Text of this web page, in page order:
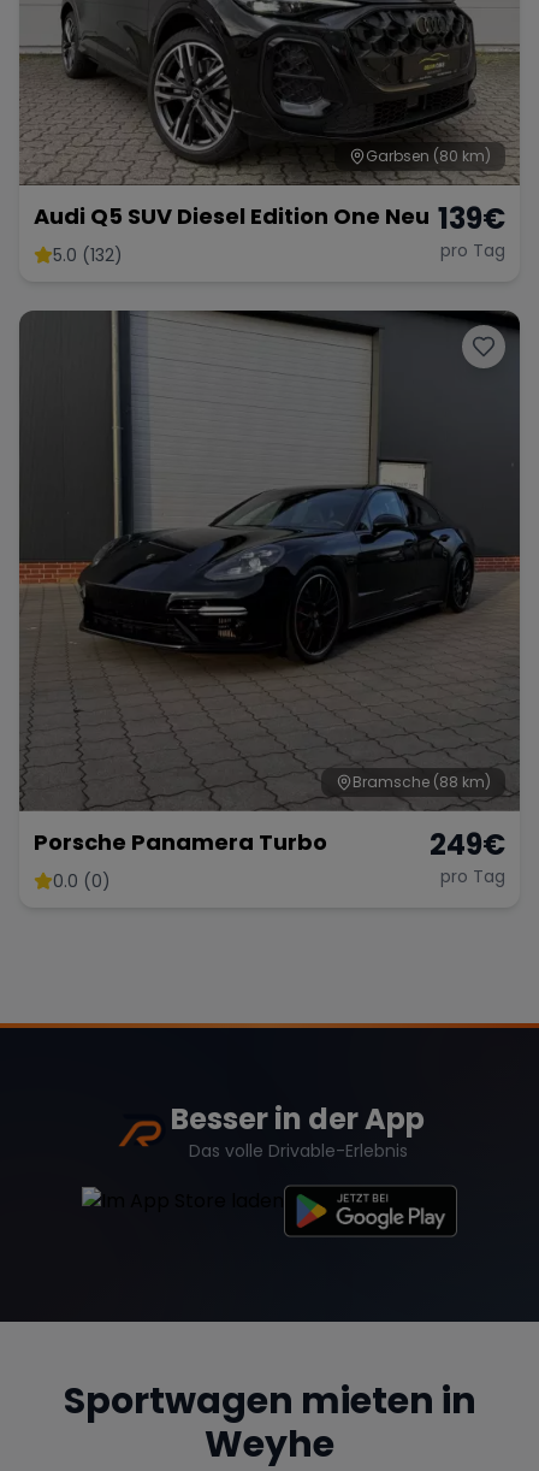
Garbsen (80 km)
Audi Q5 SUV Diesel Edition One Neu
5.0 (132)
139€
pro Tag
Bramsche (88 km)
Porsche Panamera Turbo
0.0 (0)
249€
pro Tag
Besser in der App
Das volle Drivable-Erlebnis
Sportwagen mieten in
Weyhe